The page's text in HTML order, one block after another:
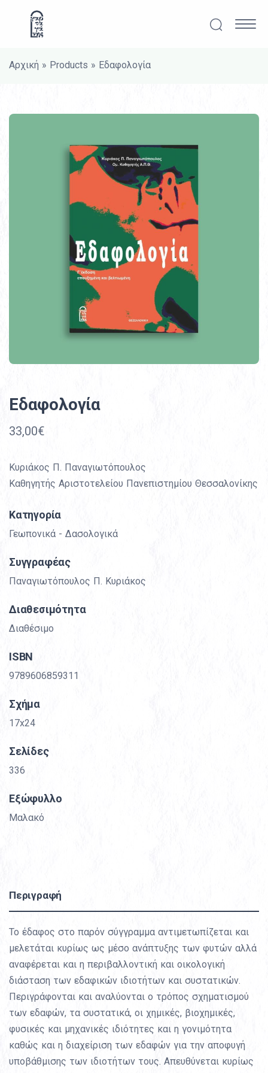
Μετάβαση στο περιεχόμενο
Αρχική » Products » Εδαφολογία
Εδαφολογία
33,00€
Κυριάκος Π. Παναγιωτόπουλος
Καθηγητής Αριστοτελείου Πανεπιστημίου Θεσσαλονίκης
Κατηγορία
Γεωπονικά - Δασολογικά
Συγγραφέας
Παναγιωτόπουλος Π. Κυριάκος
Διαθεσιμότητα
Διαθέσιμο
ΙSBN
9789606859311
Σχήμα
17x24
Σελίδες
336
Εξώφυλλο
Μαλακό
Περιγραφή
Το έδαφος στο παρόν σύγγραμμα αντιμετωπίζεται και
μελετάται κυρίως ως μέσο ανάπτυξης των φυτών αλλά
αναφέρεται και η περιβαλλοντική και οικολογική
διάσταση των εδαφικών ιδιοτήτων και συστατικών.
Περιγράφονται και αναλύονται ο τρόπος σχηματισμού
των εδαφών, τα συστατικά, οι χημικές, βιοχημικές,
φυσικές και μηχανικές ιδιότητες και η γονιμότητα
καθώς και η διαχείριση των εδαφών για την αποφυγή
υποβάθμισης των ιδιοτήτων τους. Απευθύνεται κυρίως